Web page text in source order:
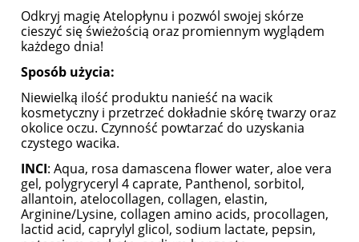
Odkryj magię Atelopłynu i pozwól swojej skórze
cieszyć się świeżością oraz promiennym wyglądem
każdego dnia!
Sposób użycia:
Niewielką ilość produktu nanieść na wacik
kosmetyczny i przetrzeć dokładnie skórę twarzy oraz
okolice oczu. Czynność powtarzać do uzyskania
czystego wacika.
INCI: Aqua, rosa damascena flower water, aloe vera
gel, polygryceryl 4 caprate, Panthenol, sorbitol,
allantoin, atelocollagen, collagen, elastin,
Arginine/Lysine, collagen amino acids, procollagen,
lactid acid, caprylyl glicol, sodium lactate, pepsin,